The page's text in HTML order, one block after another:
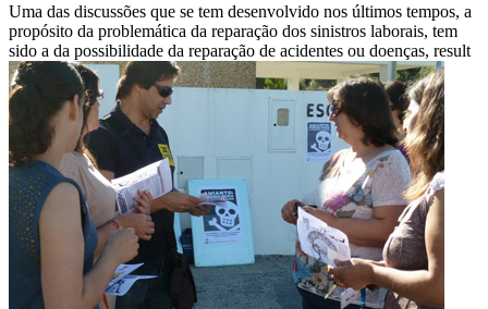
Uma das discussões que se tem desenvolvido nos últimos tempos, a
propósito da problemática da reparação dos sinistros laborais, tem
sido a da possibilidade da reparação de acidentes ou doenças, result